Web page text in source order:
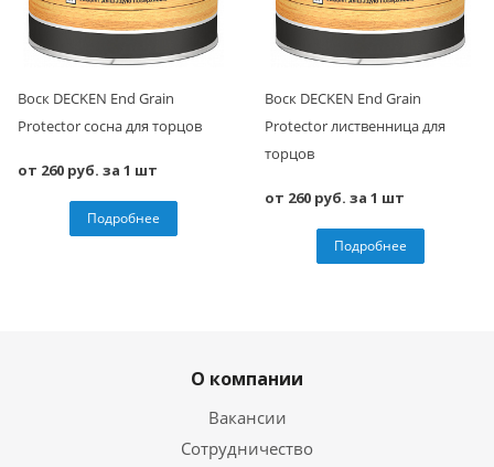
Воск DECKEN End Grain
Protector сосна для торцов
от 260 руб. за 1 шт
Подробнее
Воск DECKEN End Grain
Protector лиственница для
торцов
от 260 руб. за 1 шт
Подробнее
О компании
Вакансии
Сотрудничество